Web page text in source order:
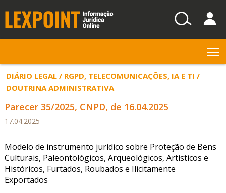
DIÁRIO LEGAL / RGPD, TELECOMUNICAÇÕES, IA E TI /
DOUTRINA ADMINISTRATIVA
Parecer 35/2025, CNPD, de 16.04.2025
17.04.2025
Modelo de instrumento jurídico sobre Proteção de Bens
Culturais, Paleontológicos, Arqueológicos, Artísticos e
Históricos, Furtados, Roubados e Ilicitamente
Exportados